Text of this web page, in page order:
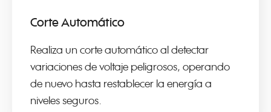
Corte Automático
Realiza un corte automático al detectar
variaciones de voltaje peligrosos, operando
de nuevo hasta restablecer la energía a
niveles seguros.